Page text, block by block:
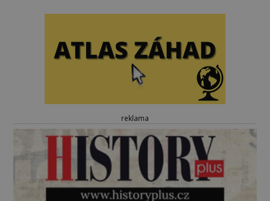
reklama